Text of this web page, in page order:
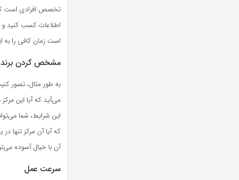
تخصص افرادی است
اطلاعات کسب کنید و
است زمان کافی را
مشخص کردن برند
به طور مثال، تصور
می‌آید که آیا این
این شرایط، شما
که آیا آن مرکز تنها
آن با خیال آسوده
سرعت عمل